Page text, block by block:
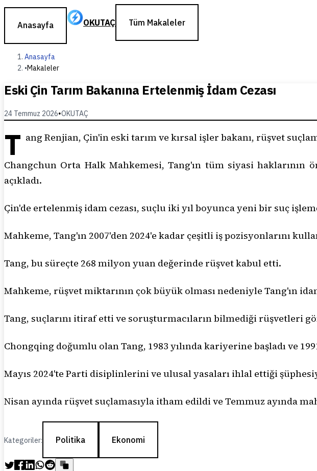
Anasayfa OKUTAÇ Tüm Makaleler
Anasayfa
•Makaleler
Eski Çin Tarım Bakanına Ertelenmiş İdam Cezası
24 Temmuz 2026•OKUTAÇ
T ang Renjian, Çin'in eski tarım ve kırsal işler bakanı, rüşvet
Changchun Orta Halk Mahkemesi, Tang'ın tüm siyasi haklarının
açıkladı.
Çin'de ertelenmiş idam cezası, suçlu iki yıl boyunca yeni bir suç
Mahkeme, Tang'ın 2007'den 2024'e kadar çeşitli iş pozisyonlarını
Tang, bu süreçte 268 milyon yuan değerinde rüşvet kabul etti.
Mahkeme, rüşvet miktarının çok büyük olması nedeniyle Tang'ın
Tang, suçlarını itiraf etti ve soruşturmacıların bilmediği
Chongqing doğumlu olan Tang, 1983 yılında kariyerine başladı ve
Mayıs 2024'te Parti disiplinlerini ve ulusal yasaları ihlal ettiği
Nisan ayında rüşvet suçlamasıyla itham edildi ve Temmuz ayında
Kategoriler: Politika Ekonomi